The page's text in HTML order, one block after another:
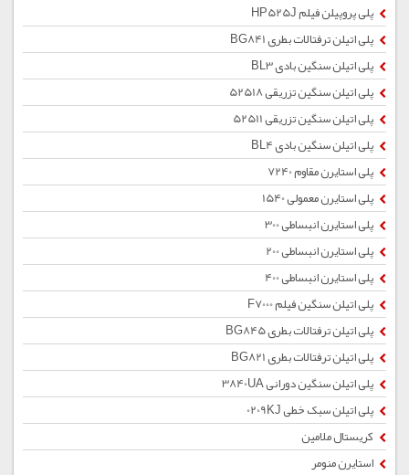
پلی پروپیلن فیلم HP525J
پلی اتیلن ترفتالات بطری BG841
پلی اتیلن سنگین بادی BL3
پلی اتیلن سنگین تزریقی 52518
پلی اتیلن سنگین تزریقی 52511
پلی اتیلن سنگین بادی BL4
پلی استایرن مقاوم 7240
پلی استایرن معمولی 1540
پلی استایرن انبساطی 300
پلی استایرن انبساطی 200
پلی استایرن انبساطی 400
پلی اتیلن سنگین فیلم F7000
پلی اتیلن ترفتالات بطری BG845
پلی اتیلن ترفتالات بطری BG821
پلی اتیلن سنگین دورانی 3840UA
پلی اتیلن سبک خطی 0209KJ
کریستال ملامین
استایرن منومر